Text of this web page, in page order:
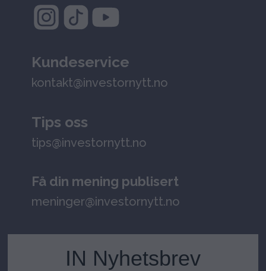
Kundeservice
kontakt@investornytt.no
Tips oss
tips@investornytt.no
Få din mening publisert
meninger@investornytt.no
IN Nyhetsbrev